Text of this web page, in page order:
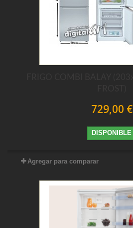
729,00 €
DISPONIBLE
Agregar para comparar